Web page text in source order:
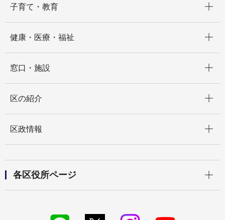
子育て・教育
健康・医療・福祉
窓口・施設
区の紹介
区政情報
各区役所ページ